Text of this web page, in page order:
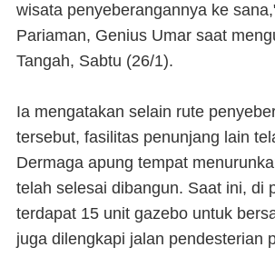
wisata penyeberangannya ke
Pariaman, Genius Umar saat
Tangah, Sabtu (26/1).
Ia mengatakan selain rute
tersebut, fasilitas penunjang lain
Dermaga apung tempat
telah selesai dibangun. Saat ini, di
terdapat 15 unit gazebo untuk
juga dilengkapi jalan pendesterian